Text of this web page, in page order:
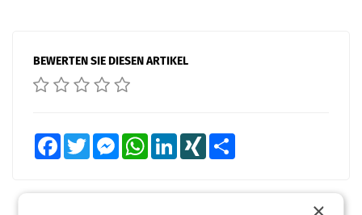
BEWERTEN SIE DIESEN ARTIKEL
FacebookTwitter MessengerWhatsAppLinkedInXING